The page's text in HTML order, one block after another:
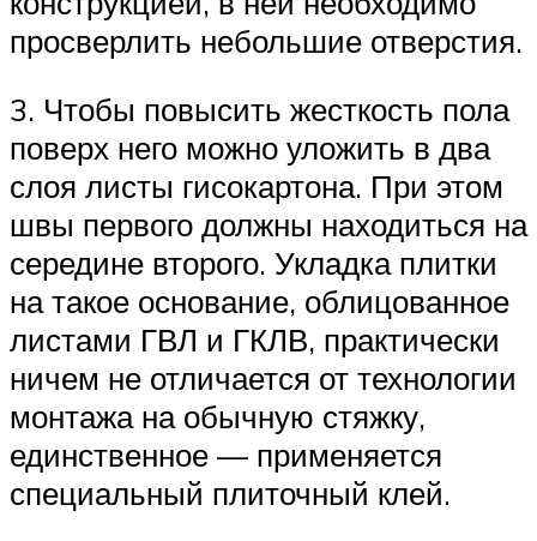
просверлить небольшие отверстия.
3. Чтобы повысить жесткость пола
поверх него можно уложить в два
слоя листы гисокартона. При этом
швы первого должны находиться на
середине второго. Укладка плитки
на такое основание, облицованное
листами ГВЛ и ГКЛВ, практически
ничем не отличается от технологии
монтажа на обычную стяжку,
единственное — применяется
специальный плиточный клей.